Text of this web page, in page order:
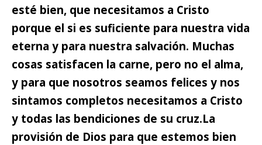
esté bien, que necesitamos a Cristo
porque el si es suficiente para nuestra vida
eterna y para nuestra salvación. Muchas
cosas satisfacen la carne, pero no el alma,
y para que nosotros seamos felices y nos
sintamos completos necesitamos a Cristo
y todas las bendiciones de su cruz.La
provisión de Dios para que estemos bien